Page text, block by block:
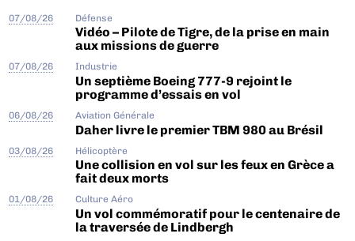
07/08/26 Défense
Vidéo – Pilote de Tigre, de la prise en main
aux missions de guerre
07/08/26 Industrie
Un septième Boeing 777-9 rejoint le
programme d’essais en vol
06/08/26 Aviation Générale
Daher livre le premier TBM 980 au Brésil
03/08/26 Hélicoptère
Une collision en vol sur les feux en Grèce a
fait deux morts
01/08/26 Culture Aéro
Un vol commémoratif pour le centenaire de
la traversée de Lindbergh